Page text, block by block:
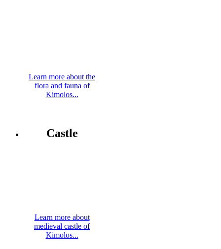
Learn more about the
flora and fauna of
Kimolos...
Castle
Learn more about
medieval castle of
Kimolos...